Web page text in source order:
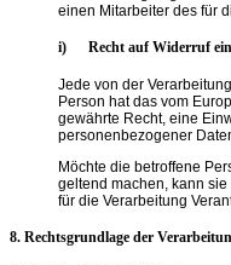
einen Mitarbeiter des für
i) Recht auf Widerruf
Jede von der
Person hat das vom
gewährte Recht, eine
personenbezogener
Möchte die betroffene
geltend machen, kann
für die Verarbeitung
8. Rechtsgrundlage der